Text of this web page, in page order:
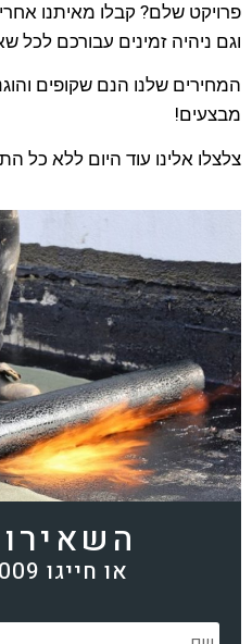
פרויקט שלם? קבלו מאיתנו
וגם ניהיה זמינים עבורכם
המחירים שלנו הנם שקופים
מבצעים!
צלצלו אלינו עוד היום ללא כל
או חייגו 052-8602009